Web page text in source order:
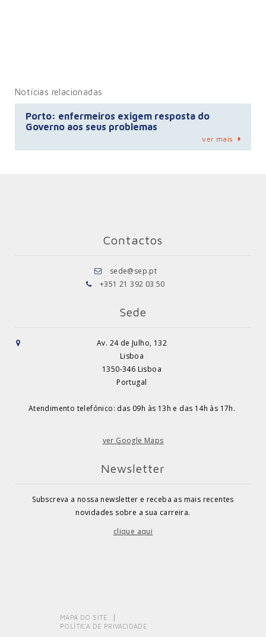
Notícias relacionadas
Porto: enfermeiros exigem resposta do
Governo aos seus problemas
ver mais
Contactos
sede@sep.pt
+351 21 392 03 50
Sede
Av. 24 de Julho, 132
Lisboa
1350-346 Lisboa
Portugal
Atendimento telefónico: das 09h às 13h e das 14h às 17h.
ver Google Maps
Newsletter
Subscreva a nossa newsletter e receba as mais recentes
novidades sobre a sua carreira.
clique aqui
MAPA DO SITE
POLÍTICA DE PRIVACIDADE